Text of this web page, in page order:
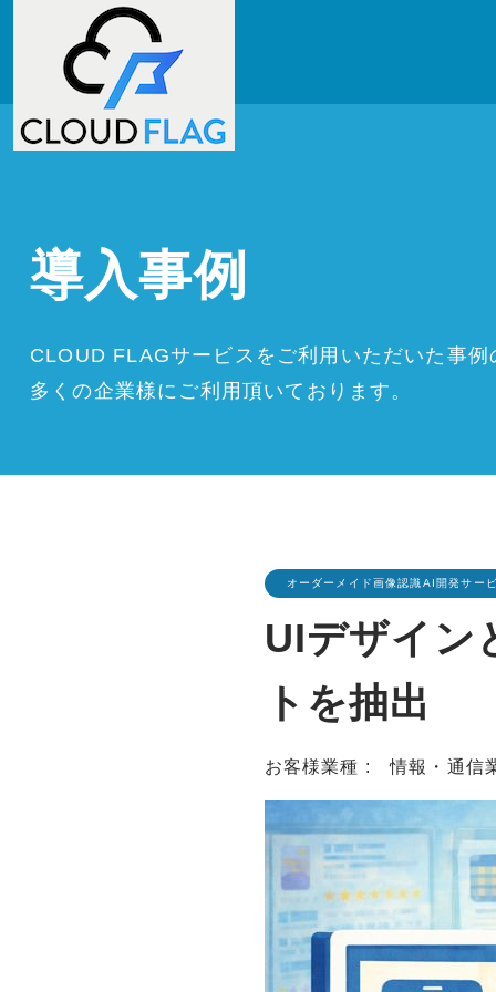
導入事例
CLOUD FLAGサービスをご利用いただいた事例
多くの企業様にご利用頂いております。
オーダーメイド画像認識AI開発サー
UIデザイン
トを抽出
お客様業種 : 情報・通信